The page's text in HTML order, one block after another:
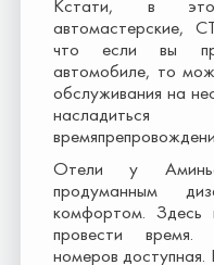
Кстати, в
автомастерские,
что если вы
автомобиле, то
обслуживания на
Отели у
продуманным
комфортом. Здесь
провести время.
номеров